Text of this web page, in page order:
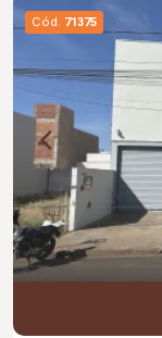
Cód. 71375